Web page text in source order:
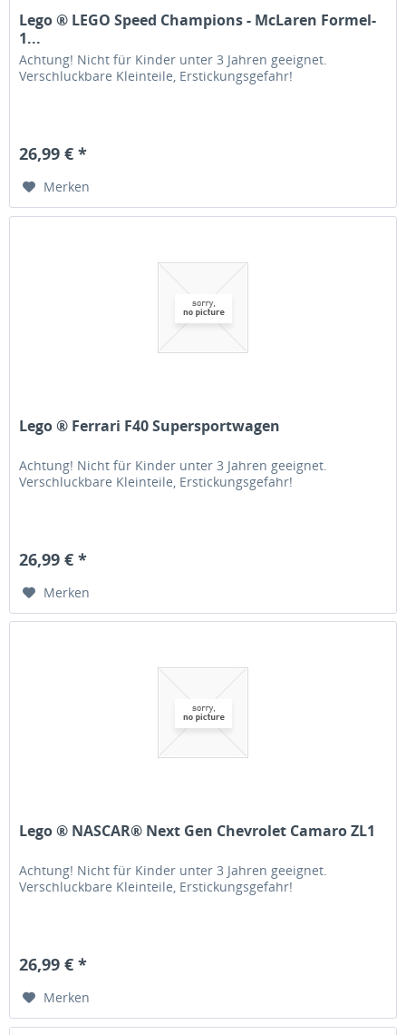
Lego ® LEGO Speed Champions - McLaren Formel-
1...
Achtung! Nicht für Kinder unter 3 Jahren geeignet.
Verschluckbare Kleinteile, Erstickungsgefahr!
26,99 € *
Merken
Lego ® Ferrari F40 Supersportwagen
Achtung! Nicht für Kinder unter 3 Jahren geeignet.
Verschluckbare Kleinteile, Erstickungsgefahr!
26,99 € *
Merken
Lego ® NASCAR® Next Gen Chevrolet Camaro ZL1
Achtung! Nicht für Kinder unter 3 Jahren geeignet.
Verschluckbare Kleinteile, Erstickungsgefahr!
26,99 € *
Merken